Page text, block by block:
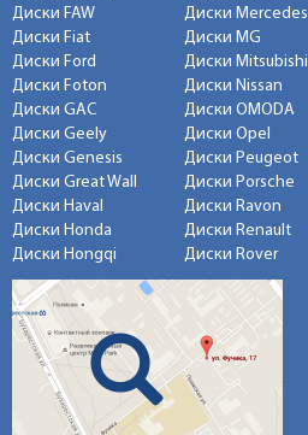
Диски FAW
Диски Fiat
Диски Ford
Диски Foton
Диски GAC
Диски Geely
Диски Genesis
Диски Great Wall
Диски Haval
Диски Honda
Диски Hongqi
Диски Mercedes
Диски MG
Диски Mitsubishi
Диски Nissan
Диски OMODA
Диски Opel
Диски Peugeot
Диски Porsche
Диски Ravon
Диски Renault
Диски Rover